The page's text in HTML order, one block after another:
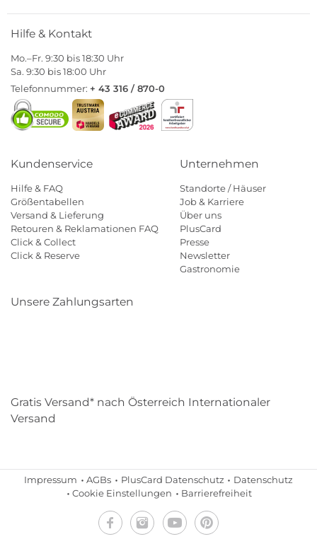
Hilfe & Kontakt
Mo.–Fr. 9:30 bis 18:30 Uhr
Sa. 9:30 bis 18:00 Uhr
Telefonnummer: + 43 316 / 870-0
Kundenservice
Hilfe & FAQ
Größentabellen
Versand & Lieferung
Retouren & Reklamationen FAQ
Click & Collect
Click & Reserve
Unternehmen
Standorte / Häuser
Job & Karriere
Über uns
PlusCard
Presse
Newsletter
Gastronomie
Unsere Zahlungsarten
Gratis Versand* nach Österreich Internationaler
Versand
Impressum AGBs PlusCard Datenschutz
Datenschutz
Cookie Einstellungen
Barrierefreiheit